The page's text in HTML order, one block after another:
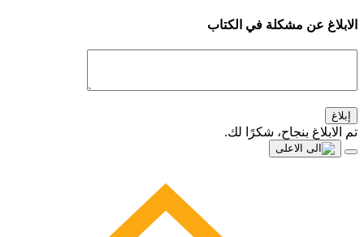
الابلاغ عن مشكلة في الكتاب
إبلاغ
تم الابلاغ بنجاح، شكرًا لك.